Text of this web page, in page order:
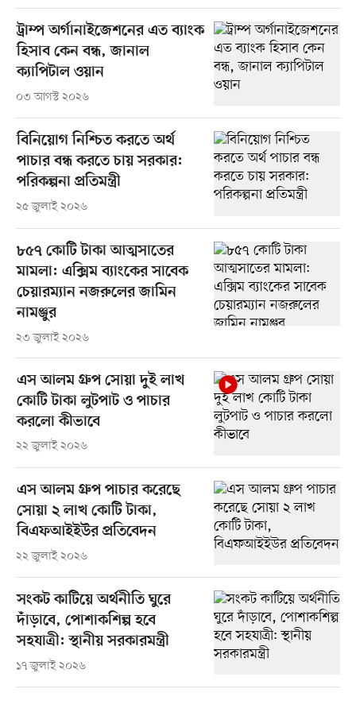
ট্রাম্প অর্গানাইজেশনের এত ব্যাংক
হিসাব কেন বন্ধ, জানাল
ক্যাপিটাল ওয়ান
০৩ আগস্ট ২০২৬
বিনিয়োগ নিশ্চিত করতে অর্থ
পাচার বন্ধ করতে চায় সরকার:
পরিকল্পনা প্রতিমন্ত্রী
২৫ জুলাই ২০২৬
৮৫৭ কোটি টাকা আত্মসাতের
মামলা: এক্সিম ব্যাংকের সাবেক
চেয়ারম্যান নজরুলের জামিন
নামঞ্জুর
২৩ জুলাই ২০২৬
এস আলম গ্রুপ সোয়া দুই লাখ
কোটি টাকা লুটপাট ও পাচার
করলো কীভাবে
২২ জুলাই ২০২৬
এস আলম গ্রুপ পাচার করেছে
সোয়া ২ লাখ কোটি টাকা,
বিএফআইইউর প্রতিবেদন
২২ জুলাই ২০২৬
সংকট কাটিয়ে অর্থনীতি ঘুরে
দাঁড়াবে, পোশাকশিল্প হবে
সহযাত্রী: স্থানীয় সরকারমন্ত্রী
১৭ জুলাই ২০২৬